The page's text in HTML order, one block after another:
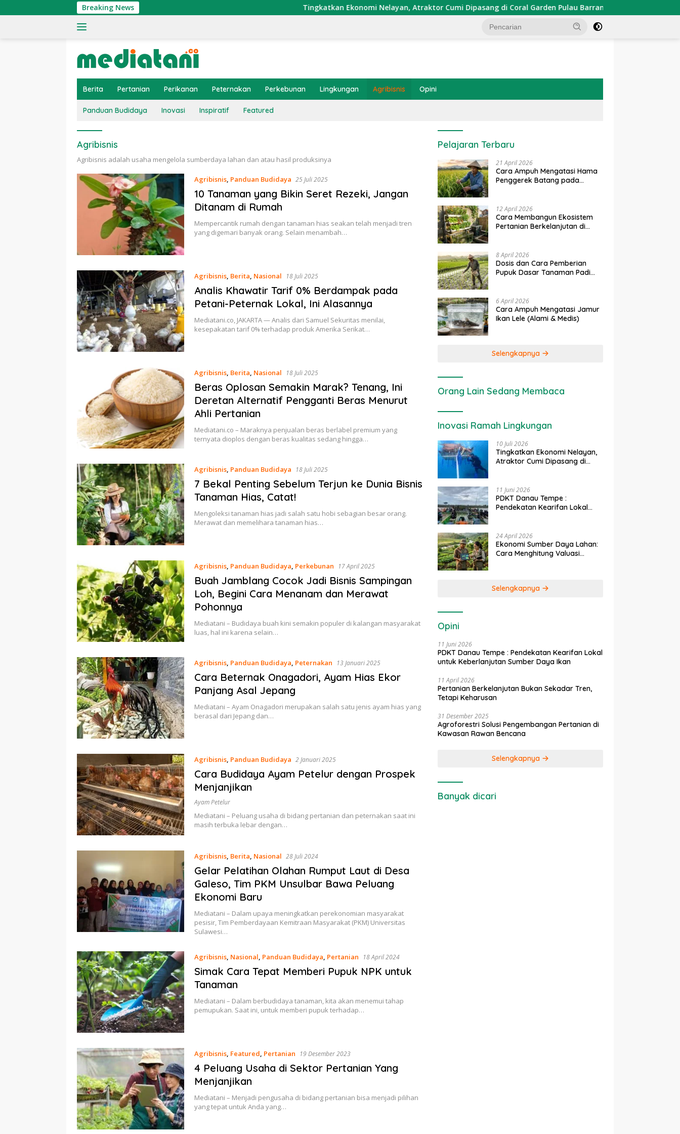
ke
Breaking News Tingkatkan Ekonomi Nelayan, Atraktor Cumi Dipasang di Coral Garden Pulau Barrang Caddi
Berita Pertanian Perikanan Peternakan Perkebunan Lingkungan Agribisnis Opini
Panduan Budidaya Inovasi Inspiratif Featured
Agribisnis
Agribisnis adalah usaha mengelola sumberdaya lahan dan atau hasil produksinya
Agribisnis, Panduan Budidaya 25 Juli 2025
10 Tanaman yang Bikin Seret Rezeki, Jangan
Ditanam di Rumah
Mempercantik rumah dengan tanaman hias seakan telah menjadi tren
yang digemari banyak orang. Selain menambah…
Agribisnis, Berita, Nasional 18 Juli 2025
Analis Khawatir Tarif 0% Berdampak pada
Petani-Peternak Lokal, Ini Alasannya
Mediatani.co, JAKARTA — Analis dari Samuel Sekuritas menilai,
kesepakatan tarif 0% terhadap produk Amerika Serikat…
Agribisnis, Berita, Nasional 18 Juli 2025
Beras Oplosan Semakin Marak? Tenang, Ini
Deretan Alternatif Pengganti Beras Menurut
Ahli Pertanian
Mediatani.co – Maraknya penjualan beras berlabel premium yang
ternyata dioplos dengan beras kualitas sedang hingga…
Agribisnis, Panduan Budidaya 18 Juli 2025
7 Bekal Penting Sebelum Terjun ke Dunia Bisnis
Tanaman Hias, Catat!
Mengoleksi tanaman hias jadi salah satu hobi sebagian besar orang.
Merawat dan memelihara tanaman hias…
Agribisnis, Panduan Budidaya, Perkebunan 17 April 2025
Buah Jamblang Cocok Jadi Bisnis Sampingan
Loh, Begini Cara Menanam dan Merawat
Pohonnya
Mediatani – Budidaya buah kini semakin populer di kalangan masyarakat
luas, hal ini karena selain…
Agribisnis, Panduan Budidaya, Peternakan 13 Januari 2025
Cara Beternak Onagadori, Ayam Hias Ekor
Panjang Asal Jepang
Mediatani – Ayam Onagadori merupakan salah satu jenis ayam hias yang
berasal dari Jepang dan…
Agribisnis, Panduan Budidaya 2 Januari 2025
Cara Budidaya Ayam Petelur dengan Prospek
Menjanjikan
Ayam Petelur
Mediatani – Peluang usaha di bidang pertanian dan peternakan saat ini
masih terbuka lebar dengan…
Agribisnis, Berita, Nasional 28 Juli 2024
Gelar Pelatihan Olahan Rumput Laut di Desa
Galeso, Tim PKM Unsulbar Bawa Peluang
Ekonomi Baru
Mediatani – Dalam upaya meningkatkan perekonomian masyarakat
pesisir, Tim Pemberdayaan Kemitraan Masyarakat (PKM) Universitas
Sulawesi…
Agribisnis, Nasional, Panduan Budidaya, Pertanian 18 April 2024
Simak Cara Tepat Memberi Pupuk NPK untuk
Tanaman
Mediatani – Dalam berbudidaya tanaman, kita akan menemui tahap
pemupukan. Saat ini, untuk memberi pupuk terhadap…
Agribisnis, Featured, Pertanian 19 Desember 2023
4 Peluang Usaha di Sektor Pertanian Yang
Menjanjikan
Mediatani – Menjadi pengusaha di bidang pertanian bisa menjadi pilihan
yang tepat untuk Anda yang…
Pelajaran Terbaru
21 April 2026
Cara Ampuh Mengatasi Hama
Penggerek Batang pada
12 April 2026
Cara Membangun Ekosistem
Pertanian Berkelanjutan di
8 April 2026
Dosis dan Cara Pemberian
Pupuk Dasar Tanaman Padi
6 April 2026
Cara Ampuh Mengatasi Jamur
Ikan Lele (Alami & Medis)
Selengkapnya
Orang Lain Sedang Membaca
Inovasi Ramah Lingkungan
10 Juli 2026
Tingkatkan Ekonomi Nelayan,
Atraktor Cumi Dipasang di
11 Juni 2026
PDKT Danau Tempe :
Pendekatan Kearifan Lokal
24 April 2026
Ekonomi Sumber Daya Lahan:
Cara Menghitung Valuasi
Selengkapnya
Opini
11 Juni 2026
PDKT Danau Tempe : Pendekatan Kearifan Lokal
untuk Keberlanjutan Sumber Daya Ikan
11 April 2026
Pertanian Berkelanjutan Bukan Sekadar Tren,
Tetapi Keharusan
31 Desember 2025
Agroforestri Solusi Pengembangan Pertanian di
Kawasan Rawan Bencana
Selengkapnya
Banyak dicari